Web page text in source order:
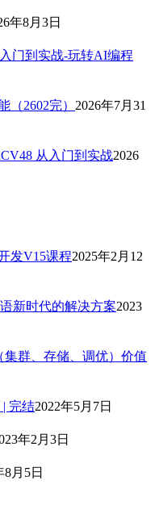
年8月3日
门到实战-玩转AI编程
（2602完） 2026年7月31
从入门到实战2026
发V15课程2025年2月12
新时代的解决方案2023
群、存储、调优）价值
完结2022年5月7日
年2月3日
8月5日